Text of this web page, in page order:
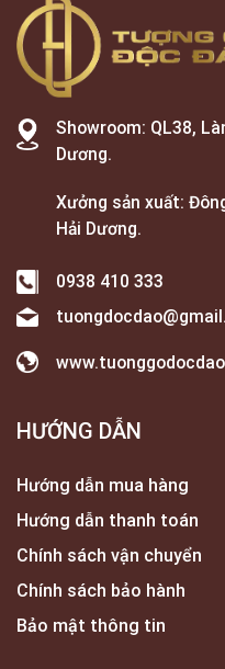
Showroom: QL38,
Dương.
Xưởng sản xuất:
Hải Dương.
0938 410 333
HƯỚNG DẪN
Hướng dẫn mua hàng
Hướng dẫn thanh toán
Chính sách vận chuyển
Chính sách bảo hành
Bảo mật thông tin